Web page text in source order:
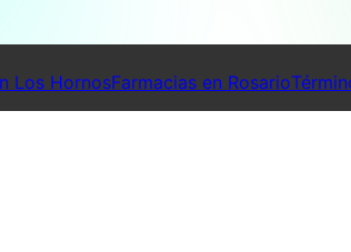
Los HornosFarmacias en Rosario